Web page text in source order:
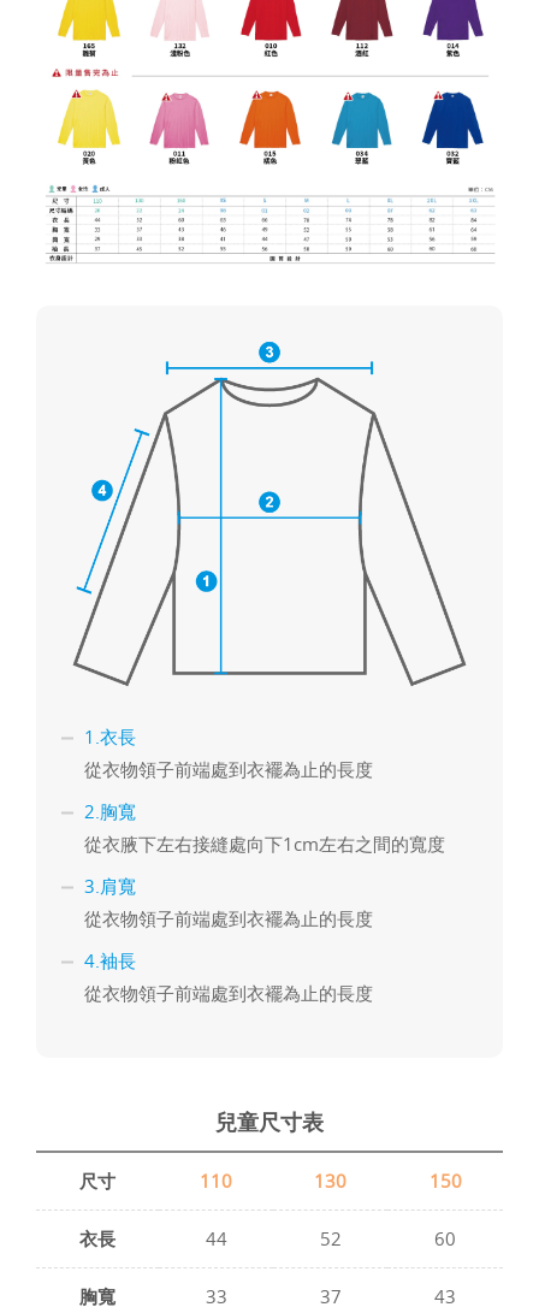
1.衣長
從衣物領子前端處到衣襬為止的長度
2.胸寬
從衣腋下左右接縫處向下1cm左右之間的寬度
3.肩寬
從衣物領子前端處到衣襬為止的長度
4.袖長
從衣物領子前端處到衣襬為止的長度
兒童尺寸表
尺寸 110 130 150
衣長 44 52 60
胸寬 33 37 43